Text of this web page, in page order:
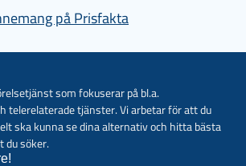
på Prisfakta
som fokuserar på bl.a.
telerelaterade tjänster. Vi arbetar för att du
ska kunna se dina alternativ och hitta bästa
du söker.